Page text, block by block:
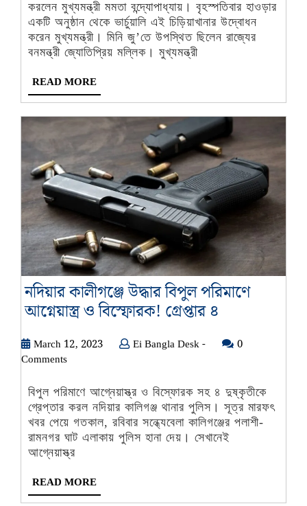
করলেন
মুখ্যমন্ত্রী
করলেন মুখ্যমন্ত্রী মমতা বন্দ্যোপাধ্যায়। বৃহস্পতিবার হাওড়ার
একটি অনুষ্ঠান থেকে ভার্চুয়ালি এই চিড়িয়াখানার উদ্বোধন
করেন মুখ্যমন্ত্রী। মিনি জু’তে উপস্থিত ছিলেন রাজ্যের
বনমন্ত্রী জ্যোতিপ্রিয় মল্লিক। মুখ্যমন্ত্রী
READ MOREREAD
MORE
নদিয়ার কালীগঞ্জে উদ্ধার বিপুল পরিমাণে
আগ্নেয়াস্ত্র ও বিস্ফোরক! গ্রেপ্তার ৪
উদ্ধার
পরিমাণে
আগ্নেয়াস্ত্র
ও
বিস্ফোরক!
March 12, 2023March Ei Bangla Desk -Ei
-
0
Comments
বিপুল পরিমাণে আগ্নেয়াস্ত্র ও বিস্ফোরক সহ ৪ দুষ্কৃতীকে
গ্রেপ্তার করল নদিয়ার কালিগঞ্জ থানার পুলিস। সূত্র মারফৎ
খবর পেয়ে গতকাল, রবিবার সন্ধ্যেবেলা কালিগঞ্জের পলাশী-
রামনগর ঘাট এলাকায় পুলিস হানা দেয়। সেখানেই
আগ্নেয়াস্ত্র
READ MOREREAD
MORE